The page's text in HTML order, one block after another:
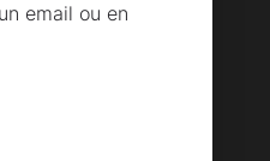
email ou en